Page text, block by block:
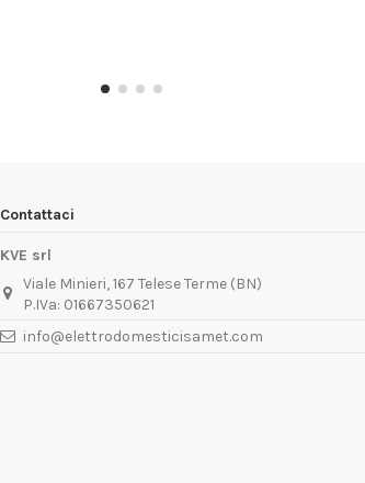
Contattaci
KVE srl
Viale Minieri, 167 Telese Terme (BN)
P.IVa: 01667350621
info@elettrodomesticisamet.com